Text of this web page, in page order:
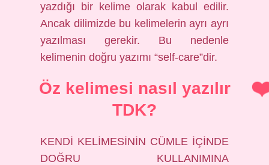
yazdığı bir kelime olarak kabul edilir.
Ancak dilimizde bu kelimelerin ayrı ayrı
yazılması gerekir. Bu nedenle
kelimenin doğru yazımı “self-care”dir.
Öz kelimesi nasıl yazılır
TDK?
KENDİ KELİMESİNİN CÜMLE İÇİNDE
DOĞRU KULLANIMINA